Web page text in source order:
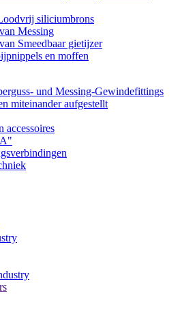
siliciumbrons
Messing
Smeedbaar gietijzer
en moffen
accessoires